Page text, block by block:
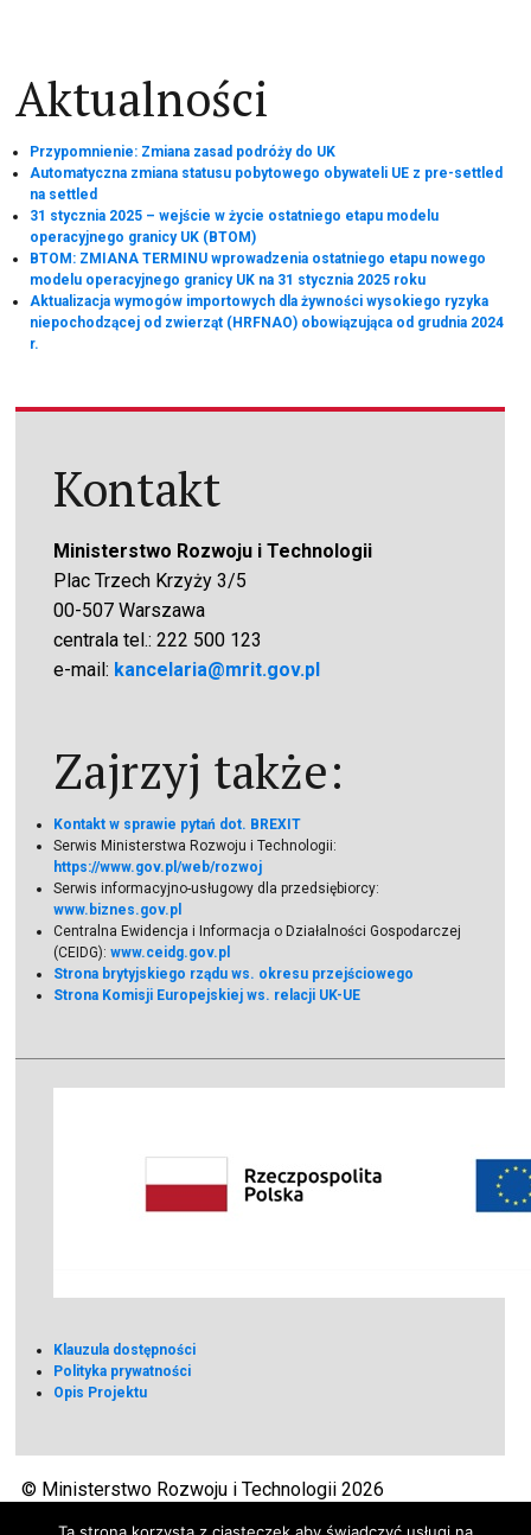
Aktualności
Przypomnienie: Zmiana zasad podróży do UK
Automatyczna zmiana statusu pobytowego obywateli UE z pre-settled
na settled
31 stycznia 2025 – wejście w życie ostatniego etapu modelu
operacyjnego granicy UK (BTOM)
BTOM: ZMIANA TERMINU wprowadzenia ostatniego etapu nowego
modelu operacyjnego granicy UK na 31 stycznia 2025 roku
Aktualizacja wymogów importowych dla żywności wysokiego ryzyka
niepochodzącej od zwierząt (HRFNAO) obowiązująca od grudnia 2024
r.
Kontakt
Ministerstwo Rozwoju i Technologii
Plac Trzech Krzyży 3/5
00-507 Warszawa
centrala tel.: 222 500 123
e-mail: kancelaria@mrit.gov.pl
Zajrzyj także:
Kontakt w sprawie pytań dot. BREXIT
Serwis Ministerstwa Rozwoju i Technologii:
https://www.gov.pl/web/rozwoj
Serwis informacyjno-usługowy dla przedsiębiorcy:
www.biznes.gov.pl
Centralna Ewidencja i Informacja o Działalności Gospodarczej
(CEIDG):www.ceidg.gov.pl
Strona brytyjskiego rządu ws. okresu przejściowego
Strona Komisji Europejskiej ws. relacji UK-UE
Klauzula dostępności
Polityka prywatności
Opis Projektu
© Ministerstwo Rozwoju i Technologii 2026